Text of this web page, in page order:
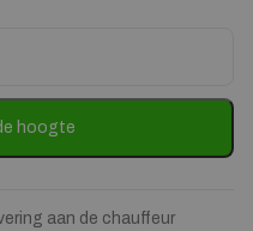
hoogte
aan de chauffeur